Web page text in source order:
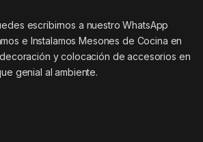
escribirnos a nuestro WhatsApp
e Instalamos Mesones de Cocina en
y colocación de accesorios en
genial al ambiente.